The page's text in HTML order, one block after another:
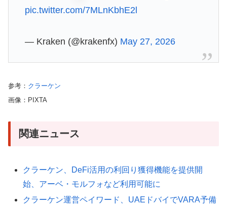
pic.twitter.com/7MLnKbhE2l
— Kraken (@krakenfx) May 27, 2026
参考： クラーケン
画像：PIXTA
関連ニュース
クラーケン、DeFi活用の利回り獲得機能を提供開
始、アーベ・モルフォなど利用可能に
クラーケン運営ペイワード、UAEドバイでVARA予備